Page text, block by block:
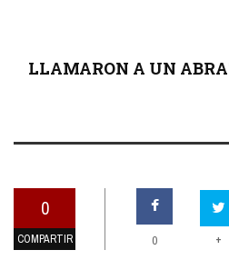
LLAMARON A UN
0
COMPARTIR 0 +